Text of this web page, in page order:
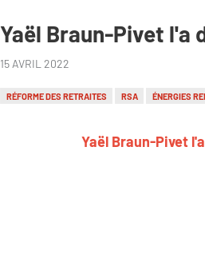
Yaël Braun-Pivet l'a
15 AVRIL 2022
RÉFORME DES RETRAITES RSA ÉNERGIES
Yaël Braun-Pivet